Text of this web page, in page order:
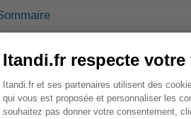
faut-il
mutuelle ?
fourniture de documents lors de la